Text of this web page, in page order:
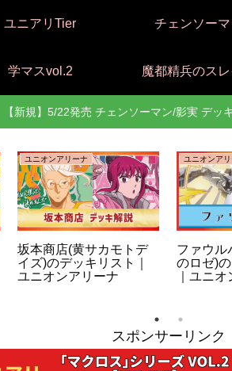
ユニアリTier チェンソーマ
学マスvol.2 魔都精兵のス
【新規】5/22発売 チェンソーマン/影実 デッ
ユニオンアリーナ
坂本商店(黄サカモトデ
イズ)のデッキリスト｜
ユニオンアリーナ
ユニオンア
ファウル
のロゼ)
｜ユニ
スポンサーリンク